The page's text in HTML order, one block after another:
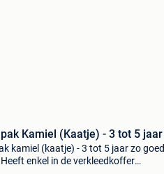
Kamiel (Kaatje) - 3 tot 5 jaar
kamiel (kaatje) - 3 tot 5 jaar zo goed
enkel in de verkleedkoffer